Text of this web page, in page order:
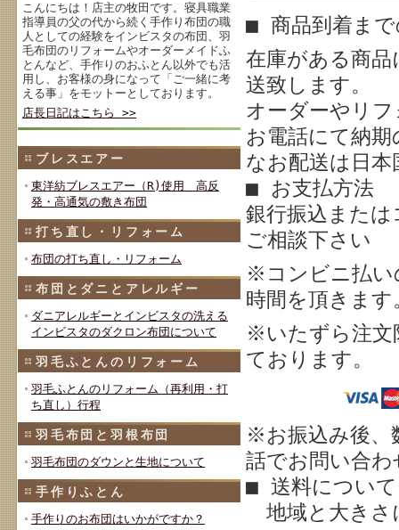
こんにちは！店主の牧田です。寝具職業
指導員の父の代から続く手作り布団の職
人としての経験をインビスタの布団、羽
毛布団のリフォームやオーダーメイドふ
とんなど、手作りのおふとん以外でも活
用し、お客様の身になって「ご一緒に考
える事」をモットーとしております。
店長日記はこちら >>
ブレスエアー
東洋紡ブレスエアー（R)使用 高反
発・高通気の敷き布団
打ち直し・リフォーム
布団の打ち直し・リフォーム
布団とダニとアレルギー
ダニアレルギーとインビスタの洗える
インビスタのダクロン布団について
羽毛ふとんのリフォーム
羽毛ふとんのリフォーム（再利用・打
ち直し）行程
羽毛布団と羽根布団
羽毛布団のダウンと生地について
手作りふとん
手作りのお布団はいかがですか？
■ 商品到着ま
在庫がある商
送致します。
オーダーやリ
お電話にて納
なお配送は日
■ お支払方法
銀行振込また
ご相談下さい
※ コンビニ払
時間を頂きます
※いたずら注文
ております。
※お振込み後、
話でお問い合
■ 送料について
地域と大きさ